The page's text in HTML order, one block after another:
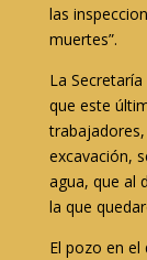
las
muertes”.
La
que este
excavación,
agua, que al
la que
El pozo en